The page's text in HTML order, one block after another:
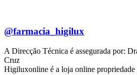
@farmacia_higilux
A Direcção Técnica é assegurada por:
Cruz
Higiluxonline é a loja online